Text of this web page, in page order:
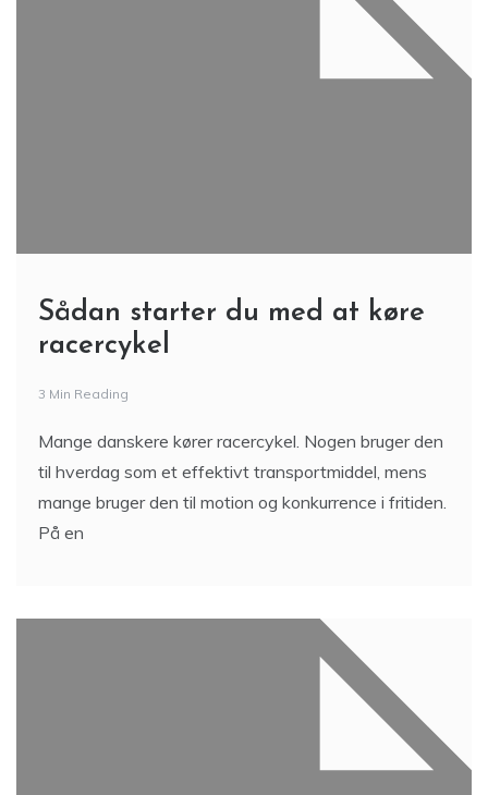
Sådan starter du med at køre
racercykel
3 Min Reading
Mange danskere kører racercykel. Nogen bruger den
til hverdag som et effektivt transportmiddel, mens
mange bruger den til motion og konkurrence i fritiden.
På en